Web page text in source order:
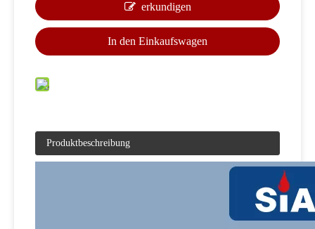
erkundigen
In den Einkaufswagen
Produktbeschreibung